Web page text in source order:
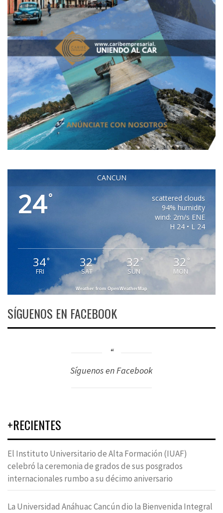
CANCUN
24°
scattered clouds
94% humidity
wind: 2m/s ENE
H 24 • L 24
34°
FRI
32°
SAT
32 °
SUN
32 °
MON
Weather from OpenWeatherMap
SÍGUENOS EN FACEBOOK
Síguenos en Facebook
+RECIENTES
El Instituto Universitario de Alta Formación (IUAF)
celebró la ceremonia de grados de sus posgrados
internacionales rumbo a su décimo aniversario
La Universidad Anáhuac Cancún dio la Bienvenida Integral